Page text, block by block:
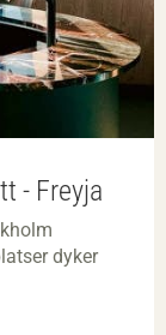
- Freyja
dyker